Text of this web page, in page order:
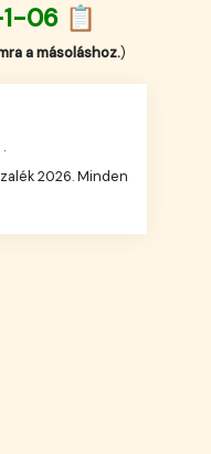
06 📋
a másoláshoz.)
·
2026. Minden